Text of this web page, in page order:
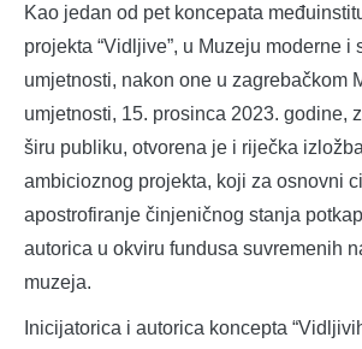
Kao jedan od pet koncepata
projekta “Vidljive”, u Muzeju moderne i
umjetnosti, nakon one u zagrebačkom
umjetnosti, 15. prosinca 2023. godine,
širu publiku, otvorena je i riječka
ambicioznog projekta, koji za osnovni
apostrofiranje činjeničnog stanja
autorica u okviru fundusa suvremenih
muzeja.
Inicijatorica i autorica koncepta